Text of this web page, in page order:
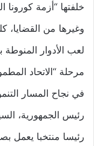
خلفتها “أزمة كورونا
وغيرها من القضايا،
لعب الأدوار
مرحلة “الاتحاد
في نجاح المسار
رئيس الجمهورية،
رئيسا منتخبا يعمل